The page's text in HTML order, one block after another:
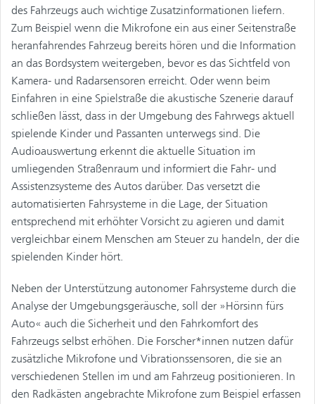
des Fahrzeugs auch wichtige Zusatzinformationen liefern.
Zum Beispiel wenn die Mikrofone ein aus einer Seitenstraße
heranfahrendes Fahrzeug bereits hören und die Information
an das Bordsystem weitergeben, bevor es das Sichtfeld von
Kamera- und Radarsensoren erreicht. Oder wenn beim
Einfahren in eine Spielstraße die akustische Szenerie darauf
schließen lässt, dass in der Umgebung des Fahrwegs aktuell
spielende Kinder und Passanten unterwegs sind. Die
Audioauswertung erkennt die aktuelle Situation im
umliegenden Straßenraum und informiert die Fahr- und
Assistenzsysteme des Autos darüber. Das versetzt die
automatisierten Fahrsysteme in die Lage, der Situation
entsprechend mit erhöhter Vorsicht zu agieren und damit
vergleichbar einem Menschen am Steuer zu handeln, der die
spielenden Kinder hört.
Neben der Unterstützung autonomer Fahrsysteme durch die
Analyse der Umgebungsgeräusche, soll der »Hörsinn fürs
Auto« auch die Sicherheit und den Fahrkomfort des
Fahrzeugs selbst erhöhen. Die Forscher*innen nutzen dafür
zusätzliche Mikrofone und Vibrationssensoren, die sie an
verschiedenen Stellen im und am Fahrzeug positionieren. In
den Radkästen angebrachte Mikrofone zum Beispiel erfassen